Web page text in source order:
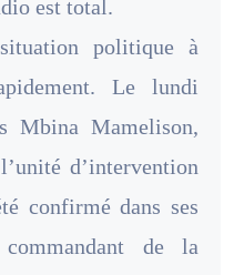
est total.
politique à
Le lundi
Mbina Mamelison,
d’intervention
confirmé dans ses
de la